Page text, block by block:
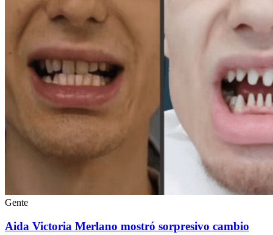
Gente
Aida Victoria Merlano mostró sorpresivo cambio